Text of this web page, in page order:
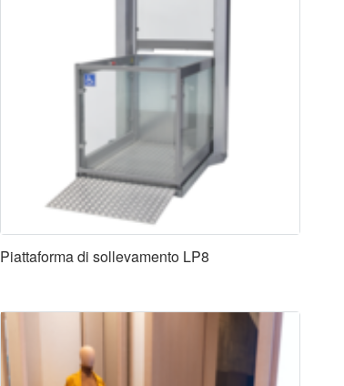
Piattaforma di sollevamento LP8